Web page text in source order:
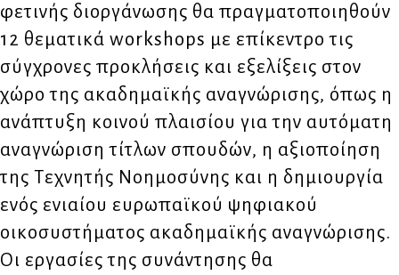
φετινής διοργάνωσης θα πραγματοποιηθούν
12 θεματικά workshops με επίκεντρο τις
σύγχρονες προκλήσεις και εξελίξεις στον
χώρο της ακαδημαϊκής αναγνώρισης, όπως η
ανάπτυξη κοινού πλαισίου για την αυτόματη
αναγνώριση τίτλων σπουδών, η αξιοποίηση
της Τεχνητής Νοημοσύνης και η δημιουργία
ενός ενιαίου ευρωπαϊκού ψηφιακού
οικοσυστήματος ακαδημαϊκής αναγνώρισης.
Οι εργασίες της συνάντησης θα